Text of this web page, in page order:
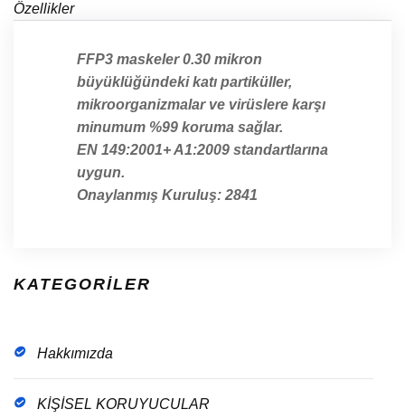
KATEGORİLER
Hakkımızda
KİŞİSEL KORUYUCULAR
Özellikler
FFP3 maskeler 0.30 mikron
büyüklüğündeki katı partiküller,
mikroorganizmalar ve virüslere karşı
minumum %99 koruma sağlar.
EN 149:2001+ A1:2009 standartlarına
uygun.
Onaylanmış Kuruluş: 2841